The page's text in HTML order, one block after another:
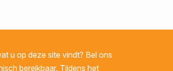
u op deze site vindt? Bel ons
bereikbaar. Tijdens het